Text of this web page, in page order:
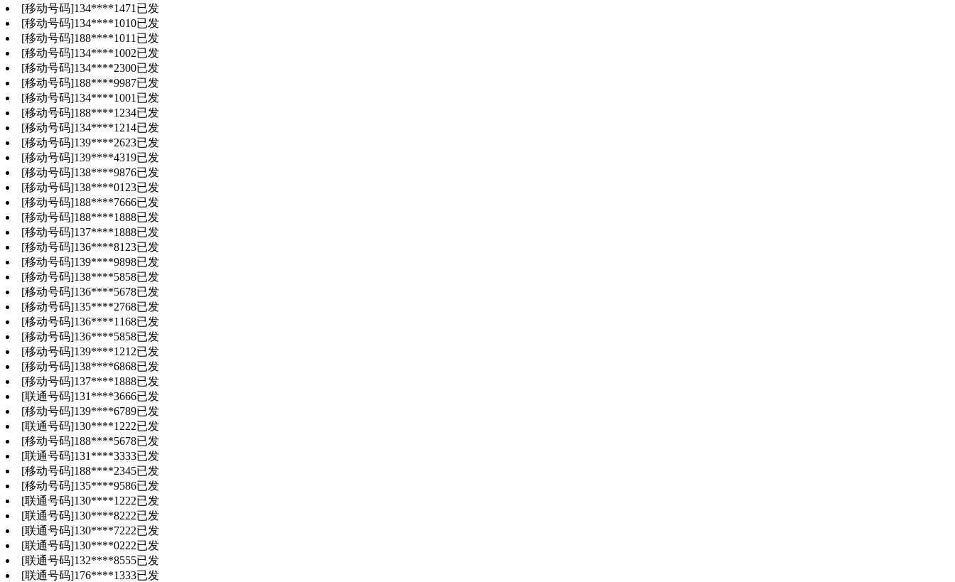
[移动号码]134****1471 已发
[移动号码]134****1010已发
[移动号码]188****1011 已发
[移动号码]134****1002已发
[移动号码]134****2300已发
[移动号码]188****9987已发
[移动号码]134****1001 已发
[移动号码]188****1234已发
[移动号码]134****1214已发
[移动号码]139****2623已发
[移动号码]139****4319已发
[移动号码]138****9876已发
[移动号码]138****0123已发
[移动号码]188****7666已发
[移动号码]188****1888已发
[移动号码]137****1888已发
[移动号码]136****8123已发
[移动号码]139****9898已发
[移动号码]138****5858已发
[移动号码]136****5678已发
[移动号码]135****2768已发
[移动号码]136****1168已发
[移动号码]136****5858已发
[移动号码]139****1212已发
[移动号码]138****6868已发
[移动号码]137****1888已发
[联通号码]131 ****3666已发
[移动号码]139****6789已发
[联通号码]130****1222已发
[移动号码]188****5678已发
[联通号码]131 ****3333已发
[移动号码]188****2345已发
[移动号码]135****9586已发
[联通号码]130****1222已发
[联通号码]130****8222已发
[联通号码]130****7222已发
[联通号码]130****0222已发
[联通号码]132****8555已发
[联通号码]176****1333已发